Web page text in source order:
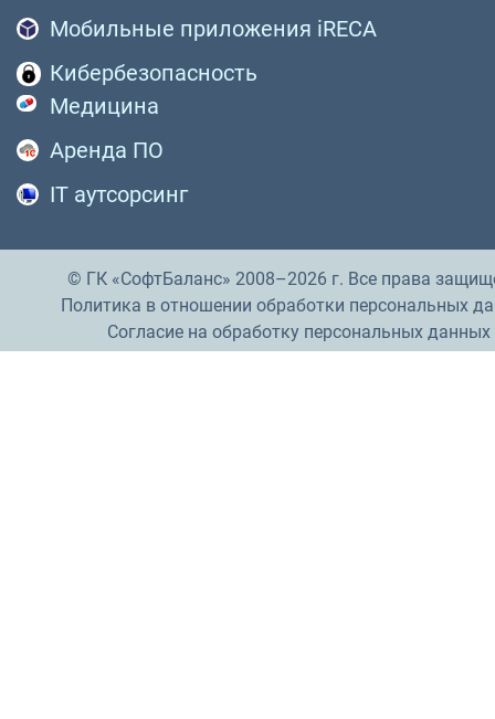
Мобильные приложения iRECA
Кибербезопасность
Медицина
Аренда ПО
IT аутсорсинг
© ГК «СофтБаланс» 2008–2026 г. Все права
Политика в отношении обработки персональных
Согласие на обработку персональных данных